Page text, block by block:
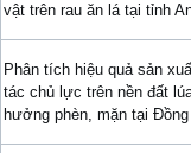
vật trên rau ăn lá tại tỉnh
Phân tích hiệu quả sản
tác chủ lực trên nền đất
hưởng phèn, mặn tại